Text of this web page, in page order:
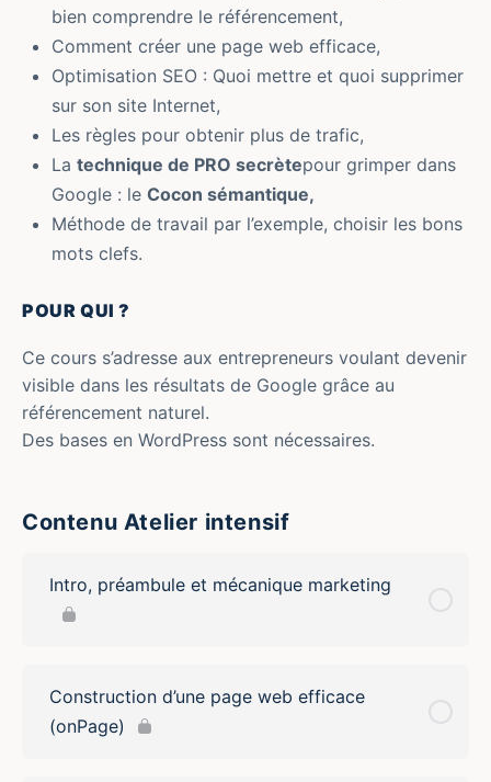
bien comprendre le référencement,
Comment créer une page web efficace,
Optimisation SEO : Quoi mettre et quoi supprimer
sur son site Internet,
Les règles pour obtenir plus de trafic,
La technique de PRO secrètepour grimper dans
Google : le Cocon sémantique,
Méthode de travail par l’exemple, choisir les bons
mots clefs.
POUR QUI ?
Ce cours s’adresse aux entrepreneurs voulant devenir
visible dans les résultats de Google grâce au
référencement naturel.
Des bases en WordPress sont nécessaires.
Contenu Atelier intensif
Intro, préambule et mécanique marketing
Construction d’une page web efficace
(onPage)